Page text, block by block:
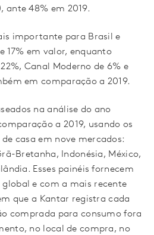
ante 48% em 2019.
importante para Brasil e
17% em valor, enquanto
Canal Moderno de 6% e
em comparação a 2019.
na análise do ano
a 2019, usando os
casa em nove mercados:
Bretanha, Indonésia, México,
Esses painéis fornecem
e com a mais recente
que a Kantar registra cada
comprada para consumo fora
no local de compra, no